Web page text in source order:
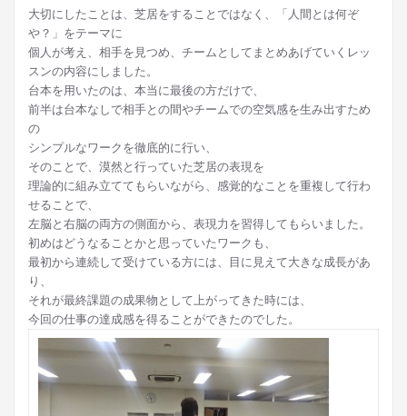
大切にしたことは、芝居をすることではなく、「人間とは何ぞ
や？」をテーマに
個人が考え、相手を見つめ、チームとしてまとめあげていくレッ
スンの内容にしました。
台本を用いたのは、本当に最後の方だけで、
前半は台本なしで相手との間やチームでの空気感を生み出すため
の
シンプルなワークを徹底的に行い、
そのことで、漠然と行っていた芝居の表現を
理論的に組み立ててもらいながら、感覚的なことを重複して行わ
せることで、
左脳と右脳の両方の側面から、表現力を習得してもらいました。
初めはどうなることかと思っていたワークも、
最初から連続して受けている方には、目に見えて大きな成長があ
り、
それが最終課題の成果物として上がってきた時には、
今回の仕事の達成感を得ることができたのでした。